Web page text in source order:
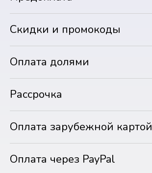
Скидки и промокоды
Оплата долями
Рассрочка
Оплата зарубежной картой
Оплата через PayPal